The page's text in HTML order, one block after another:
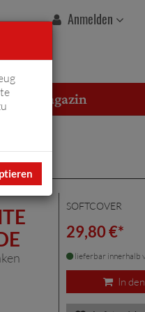
Anmelden
Magazin
SOFTCOVER
29,80 €*
lieferbar innerhalb
In